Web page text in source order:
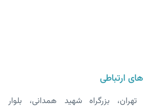
های ارتباطی
تهران، بزرگراه شهید همدانی، بلوار